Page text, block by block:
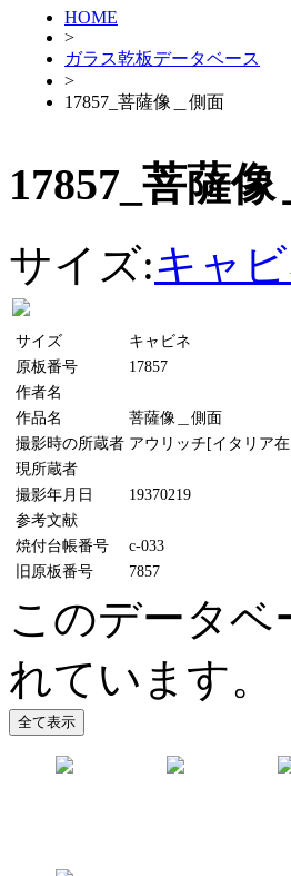
HOME
>
ガラス乾板データベース
>
17857_菩薩像＿側面
17857_菩薩
サイズ:キャ
サイズ
キャビネ
原板番号
17857
作者名
作品名
菩薩像＿側面
撮影時の所蔵者 アウリッチ[イタリア
現所蔵者
撮影年月日
19370219
参考文献
焼付台帳番号
c-033
旧原板番号
7857
このデータベ
れています。